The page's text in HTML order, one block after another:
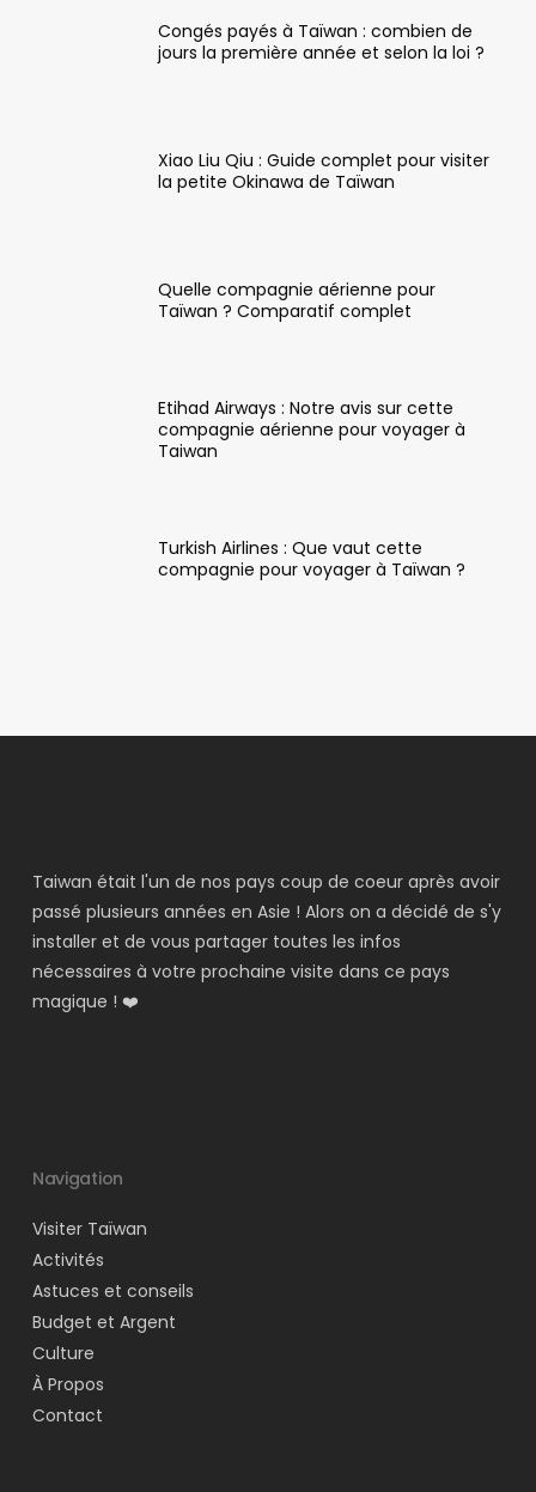
Congés payés à Taïwan : combien de
jours la première année et selon la loi ?
Xiao Liu Qiu : Guide complet pour visiter
la petite Okinawa de Taïwan
Quelle compagnie aérienne pour
Taïwan ? Comparatif complet
Etihad Airways : Notre avis sur cette
compagnie aérienne pour voyager à
Taiwan
Turkish Airlines : Que vaut cette
compagnie pour voyager à Taïwan ?
Taiwan était l'un de nos pays coup de coeur après avoir
passé plusieurs années en Asie ! Alors on a décidé de s'y
installer et de vous partager toutes les infos
nécessaires à votre prochaine visite dans ce pays
magique ! ❤️
Navigation
Visiter Taïwan
Activités
Astuces et conseils
Budget et Argent
Culture
À Propos
Contact